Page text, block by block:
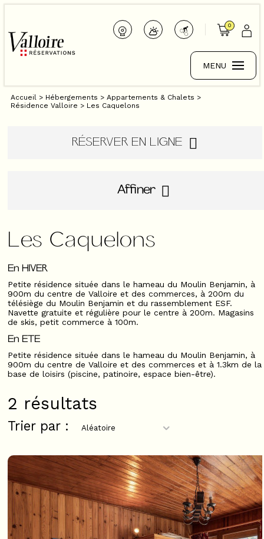
0
MENU
Accueil > Hébergements > Appartements & Chalets >
Résidence Valloire > Les Caquelons
RÉSERVER EN LIGNE
Affiner
Les Caquelons
En HIVER
Petite résidence située dans le hameau du Moulin Benjamin, à
900m du centre de Valloire et des commerces, à 200m du
télésiège du Moulin Benjamin et du rassemblement ESF.
Navette gratuite et régulière pour le centre à 200m. Magasins
de skis, petit commerce à 100m.
En ETE
Petite résidence située dans le hameau du Moulin Benjamin, à
900m du centre de Valloire et des commerces et à 1.3km de la
base de loisirs (piscine, patinoire, espace bien-être).
2 résultats
Trier par :